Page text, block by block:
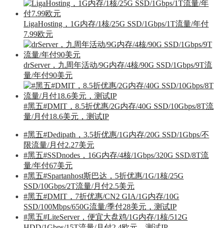
LigaHosting，1G内存/1核/25G SSD/1Gbps/1T流量/年付
7.99欧元
drServer，九周年活动/9G内存/4核/90G SSD/1Gbps/9T流
量/年付90美元
#黑五#DMIT，8.5折优惠/2G内存/40G SSD/10Gbps/8T流
量/月付18.6美元，测试IP
#黑五#Dedipath，3.5折优惠/1G内存/20G SSD/1Gbps/不
限流量/月付2.27美元
#黑五#SSDnodes，16G内存/4核/1Gbps/320G SSD/8T流
量/年付67美元
#黑五#Spartanhost斯巴达，5折优惠/1G/1核/25G
SSD/10Gbps/2T流量/月付2.5美元
#黑五#DMIT，7折优惠/CN2 GIA/1G内存/10G
SSD/100Mbps/650G流量/季付28美元，测试IP
#黑五#LiteServer，便宜大盘鸡/1G内存/1核/512G